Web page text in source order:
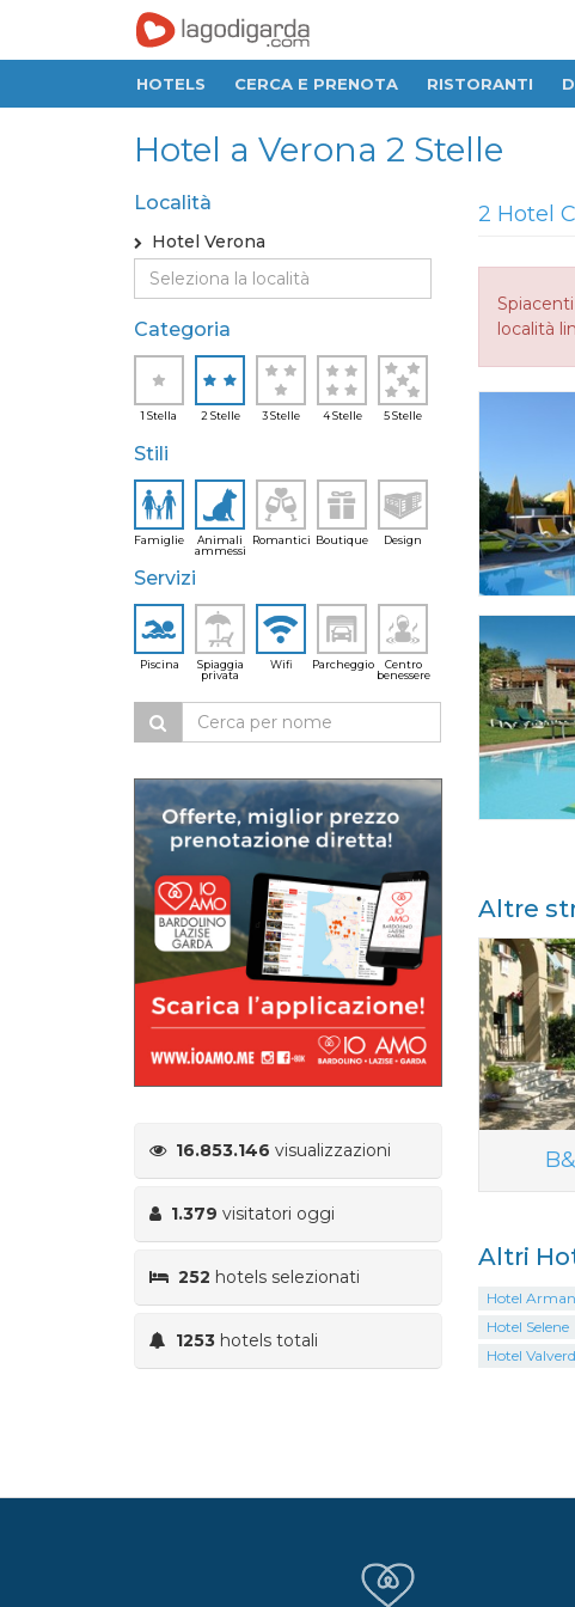
HOTELS CERCA E PRENOTA RISTORANTI
Hotel a Verona 2 Stelle
Località
Hotel Verona
Categoria
1 Stella 2 Stelle 3 Stelle 4 Stelle 5 Stelle
Stili
Famiglie
Animali
ammessi
Romantici Boutique Design
Servizi
Piscina
Spiaggia
privata
Wifi Parcheggio
Centro
benessere
16.853.146 visualizzazioni
1.379 visitatori oggi
252 hotels selezionati
1253 hotels totali
2 Hotel
località
Altre
Altri
Hotel
Hotel Selene
Hotel